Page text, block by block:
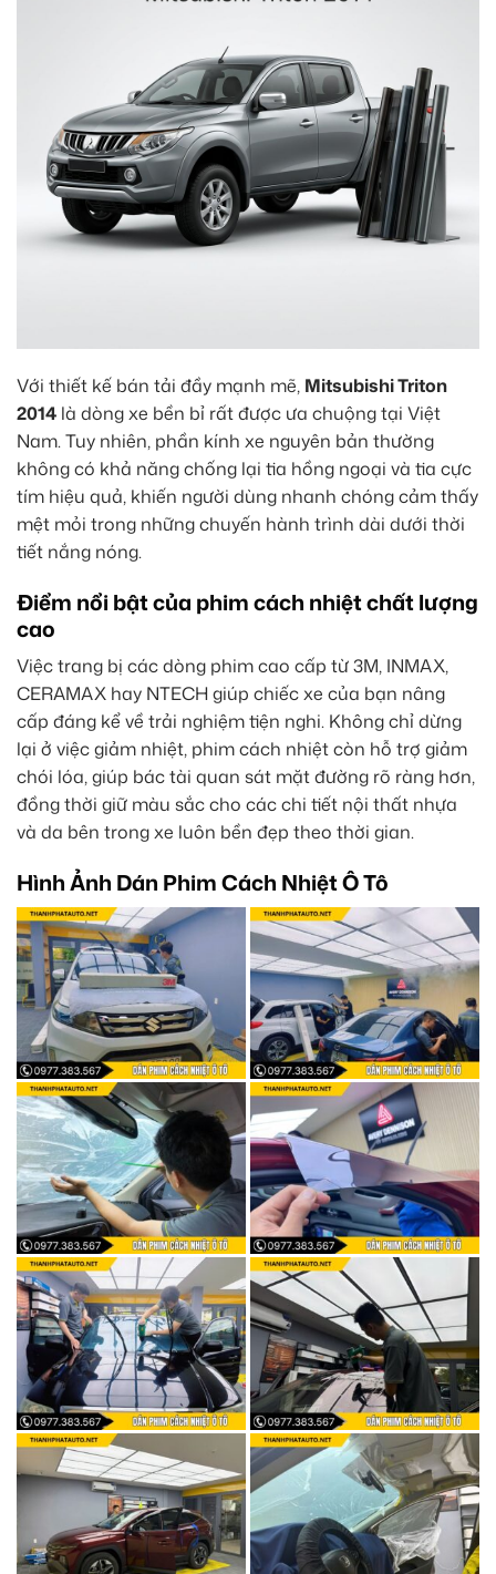
Với thiết kế bán tải đầy mạnh mẽ, Mitsubishi Triton
2014 là dòng xe bền bỉ rất được ưa chuộng tại Việt
Nam. Tuy nhiên, phần kính xe nguyên bản thường
không có khả năng chống lại tia hồng ngoại và tia cực
tím hiệu quả, khiến người dùng nhanh chóng cảm thấy
mệt mỏi trong những chuyến hành trình dài dưới thời
tiết nắng nóng.
Điểm nổi bật của phim cách nhiệt chất lượng
cao
Việc trang bị các dòng phim cao cấp từ 3M, INMAX,
CERAMAX hay NTECH giúp chiếc xe của bạn nâng
cấp đáng kể về trải nghiệm tiện nghi. Không chỉ dừng
lại ở việc giảm nhiệt, phim cách nhiệt còn hỗ trợ giảm
chói lóa, giúp bác tài quan sát mặt đường rõ ràng hơn,
đồng thời giữ màu sắc cho các chi tiết nội thất nhựa
và da bên trong xe luôn bền đẹp theo thời gian.
Hình Ảnh Dán Phim Cách Nhiệt Ô Tô